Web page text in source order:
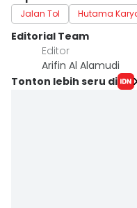
Jalan Tol Hutama
Editorial Team
Editor
Arifin Al Alamudi
Tonton lebih seru di